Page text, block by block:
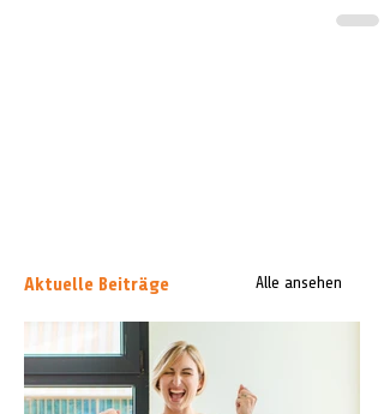
Aktuelle Beiträge Alle ansehen